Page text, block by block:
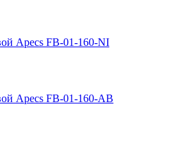
Apecs FB-01-160-NI
Apecs FB-01-160-AB